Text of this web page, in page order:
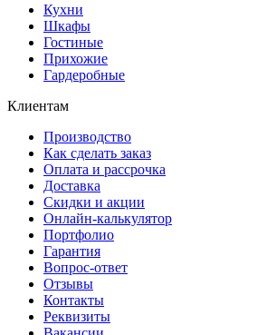
Кухни
Шкафы
Гостиные
Прихожие
Гардеробные
Клиентам
Производство
Как сделать заказ
Оплата и рассрочка
Доставка
Скидки и акции
Онлайн-калькулятор
Портфолио
Гарантия
Вопрос-ответ
Отзывы
Контакты
Реквизиты